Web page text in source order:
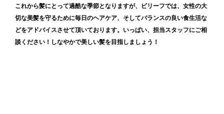
これから髪にとって過酷な季節となりますが、ビリーフでは、女性の大
切な美髪を守るために毎日のヘアケア、そしてバランスの良い食生活な
どをアドバイスさせて頂いております。いっぱい、担当スタッフにご相
談ください！しなやかで美しい髪を目指しましょう！